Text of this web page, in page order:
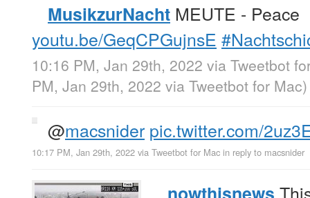
MusikzurNacht MEUTE - Peace
youtu.be/GeqCPGujnsE
10:16 PM, Jan 29th, 2022 via Tweetbot
PM, Jan 29th, 2022 via Tweetbot for Mac)
@macsnider pic.twitter.com/
10:17 PM, Jan 29th, 2022 via Tweetbot for Mac in reply to macsnider